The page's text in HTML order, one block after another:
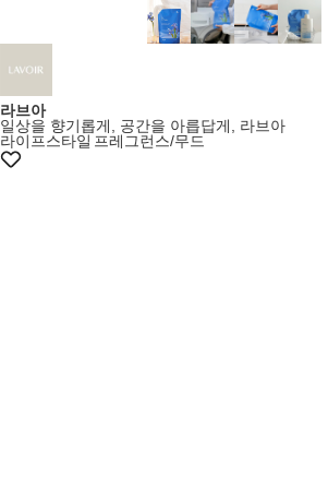
라브아
일상을 향기롭게, 공간을 아릅답게, 라브아
라이프스타일 프레그런스/무드